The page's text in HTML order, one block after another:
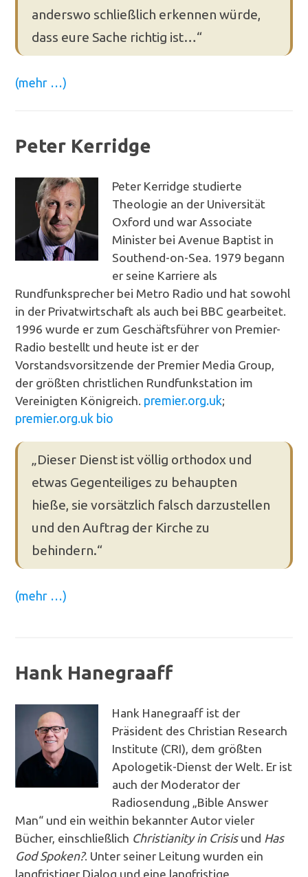
anderswo schließlich erkennen würde,
dass eure Sache richtig ist…“
(mehr …)
Peter Kerridge
Peter Kerridge studierte
Theologie an der Universität
Oxford und war Associate
Minister bei Avenue Baptist in
Southend-on-Sea. 1979 begann
er seine Karriere als
Rundfunksprecher bei Metro Radio und hat sowohl
in der Privatwirtschaft als auch bei BBC gearbeitet.
1996 wurde er zum Geschäftsführer von Premier-
Radio bestellt und heute ist er der
Vorstandsvorsitzende der Premier Media Group,
der größten christlichen Rundfunkstation im
Vereinigten Königreich. premier.org.uk;
premier.org.uk bio
„Dieser Dienst ist völlig orthodox und
etwas Gegenteiliges zu behaupten
hieße, sie vorsätzlich falsch darzustellen
und den Auftrag der Kirche zu
behindern.“
(mehr …)
Hank Hanegraaff
Hank Hanegraaff ist der
Präsident des Christian Research
Institute (CRI), dem größten
Apologetik-Dienst der Welt. Er ist
auch der Moderator der
Radiosendung „Bible Answer
Man“ und ein weithin bekannter Autor vieler
Bücher, einschließlich Christianity in Crisisund Has
God Spoken?. Unter seiner Leitung wurden ein
langfristiger Dialog und eine langfristige